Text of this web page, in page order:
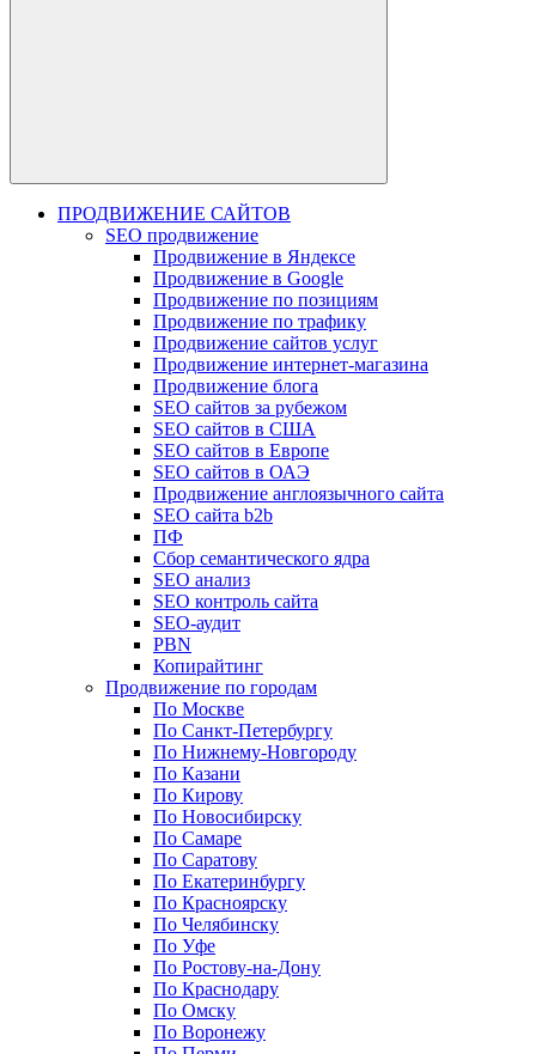
ПРОДВИЖЕНИЕ САЙТОВ
SEO продвижение
Продвижение в Яндексе
Продвижение в Google
Продвижение по позициям
Продвижение по трафику
Продвижение сайтов услуг
Продвижение интернет-магазина
Продвижение блога
SEO сайтов за рубежом
SEO сайтов в США
SEO сайтов в Европе
SEO сайтов в ОАЭ
Продвижение англоязычного сайта
SEO сайта b2b
ПФ
Сбор семантического ядра
SEO анализ
SEO контроль сайта
SEO-аудит
PBN
Копирайтинг
Продвижение по городам
По Москве
По Санкт-Петербургу
По Нижнему-Новгороду
По Казани
По Кирову
По Новосибирску
По Самаре
По Саратову
По Екатеринбургу
По Красноярску
По Челябинску
По Уфе
По Ростову-на-Дону
По Краснодару
По Омску
По Воронежу